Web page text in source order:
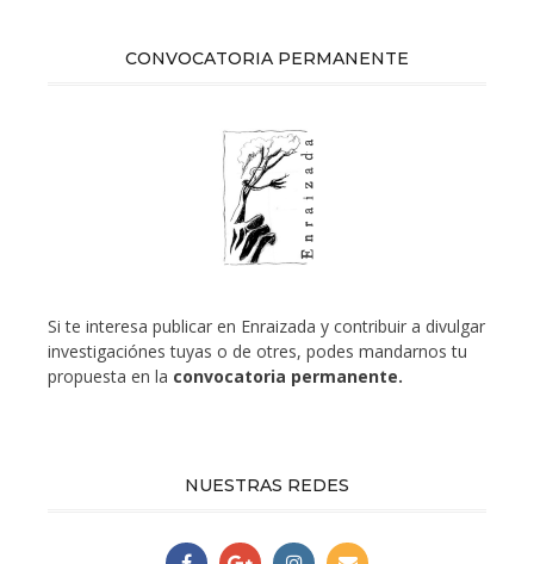
CONVOCATORIA PERMANENTE
Si te interesa publicar en Enraizada y contribuir a divulgar
investigaciónes tuyas o de otres, podes mandarnos tu
propuesta en la convocatoria permanente.
NUESTRAS REDES